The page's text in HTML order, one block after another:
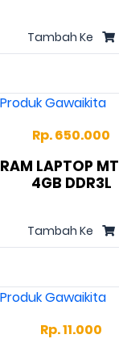
Tambah Ke
Rp. 650.000
RAM LAPTOP
4GB DDR3L
Tambah Ke
Rp. 11.000